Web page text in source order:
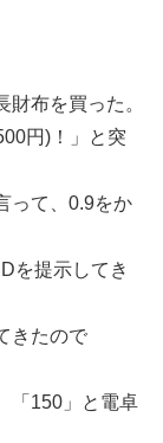
布を買った。
円)！」と突
って、0.9をか
を提示してき
きたので
「150」と電卓